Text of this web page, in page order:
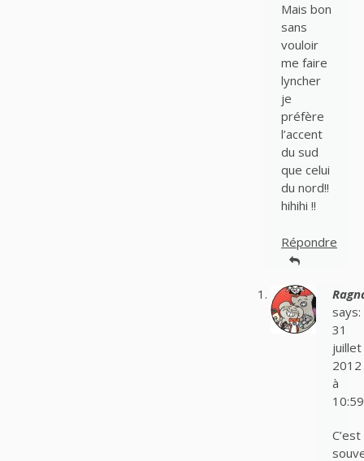
Mais bon
sans
vouloir
me faire
lyncher
je
préfère
l’accent
du sud
que celui
du nord!!
hihihi !!
Répondre
says:
31
juillet
2012
à
10:59
C’est